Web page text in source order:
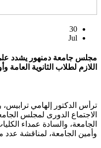
30
Jul
مجلس جامعة دمنهور يشدد
اللازم لطلاب الثانوية العامة
ترأس الدكتور إلهامي
الاجتماع الدورى لمجلس
الجامعة، والسادة عمداء
وأمين الجامعة، لمناقشة عدد